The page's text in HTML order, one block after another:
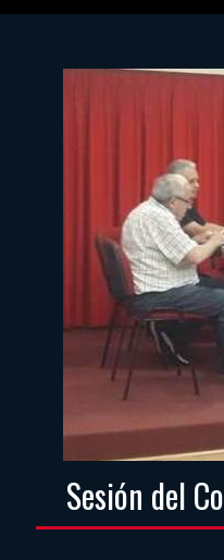
Sesión del